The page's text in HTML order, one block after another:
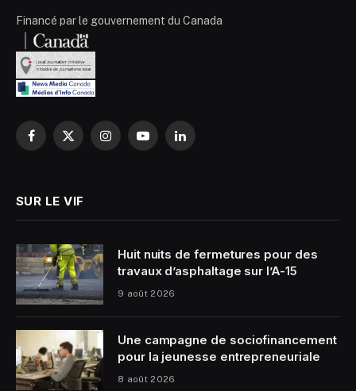
Financé par le gouvernement du Canada
Facebook
X
InstagramYouTubeLinkedIn
SUR LE VIF
Huit nuits de fermetures pour des
travaux d’asphaltage sur l’A-15
9 août 2026
Une campagne de sociofinancement
pour la jeunesse entrepreneuriale
8 août 2026